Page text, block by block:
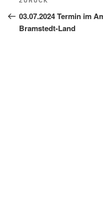
03.07.2024 Termin im
Bramstedt-Land